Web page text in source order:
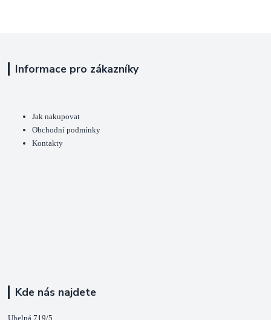
Informace pro zákazníky
Jak nakupovat
Obchodní podmínky
Kontakty
Kde nás najdete
Uhelná 719/5